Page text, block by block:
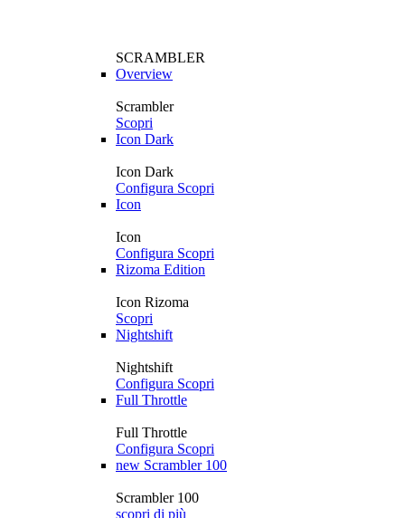
SCRAMBLER
Overview
Scrambler
Scopri
Icon Dark
Icon Dark
Configura Scopri
Icon
Icon
Configura Scopri
Rizoma Edition
Icon Rizoma
Scopri
Nightshift
Nightshift
Configura Scopri
Full Throttle
Full Throttle
Configura Scopri
new Scrambler 100
Scrambler 100
scopri di più